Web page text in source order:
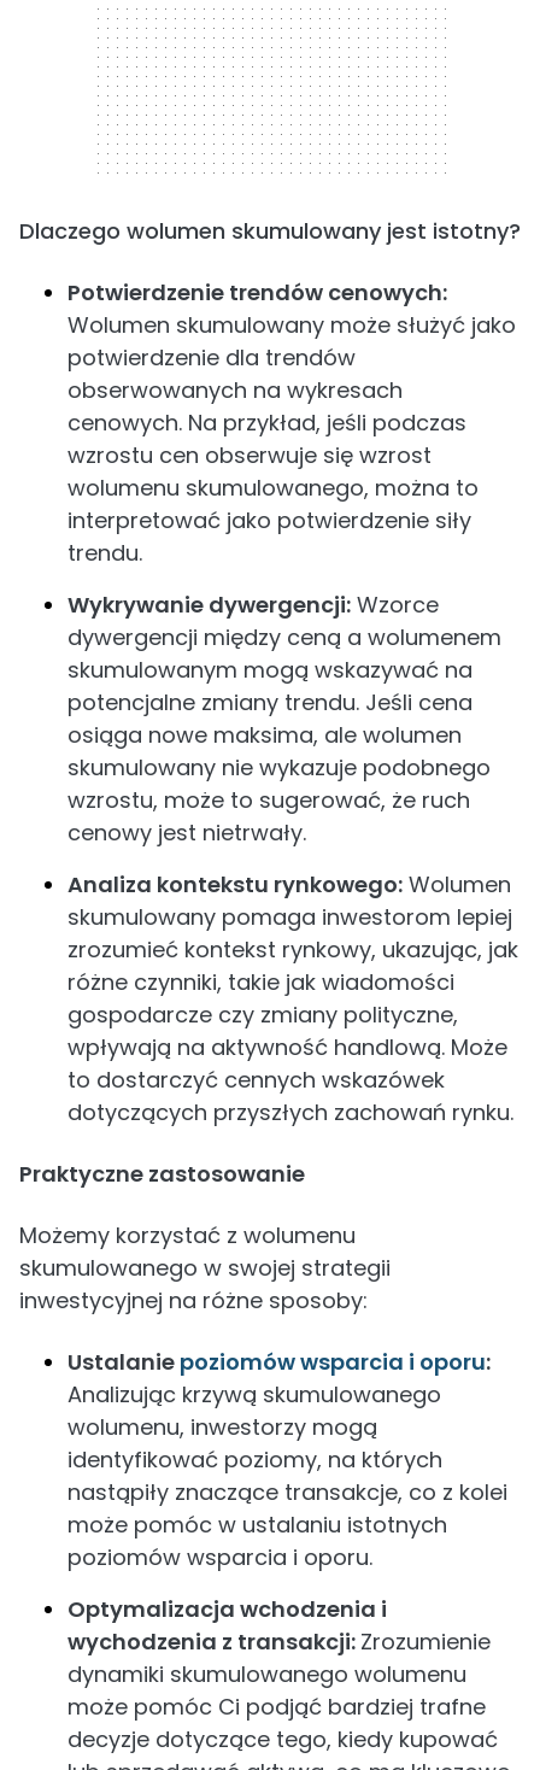
Dlaczego wolumen skumulowany jest istotny?
Potwierdzenie trendów cenowych:
Wolumen skumulowany może służyć jako
potwierdzenie dla trendów
obserwowanych na wykresach
cenowych. Na przykład, jeśli podczas
wzrostu cen obserwuje się wzrost
wolumenu skumulowanego, można to
interpretować jako potwierdzenie siły
trendu.
Wykrywanie dywergencji: Wzorce
dywergencji między ceną a wolumenem
skumulowanym mogą wskazywać na
potencjalne zmiany trendu. Jeśli cena
osiąga nowe maksima, ale wolumen
skumulowany nie wykazuje podobnego
wzrostu, może to sugerować, że ruch
cenowy jest nietrwały.
Analiza kontekstu rynkowego: Wolumen
skumulowany pomaga inwestorom lepiej
zrozumieć kontekst rynkowy, ukazując, jak
różne czynniki, takie jak wiadomości
gospodarcze czy zmiany polityczne,
wpływają na aktywność handlową. Może
to dostarczyć cennych wskazówek
dotyczących przyszłych zachowań rynku.
Praktyczne zastosowanie
Możemy korzystać z wolumenu
skumulowanego w swojej strategii
inwestycyjnej na różne sposoby:
Ustalanie poziomów wsparcia i oporu:
Analizując krzywą skumulowanego
wolumenu, inwestorzy mogą
identyfikować poziomy, na których
nastąpiły znaczące transakcje, co z kolei
może pomóc w ustalaniu istotnych
poziomów wsparcia i oporu.
Optymalizacja wchodzenia i
wychodzenia z transakcji: Zrozumienie
dynamiki skumulowanego wolumenu
może pomóc Ci podjąć bardziej trafne
decyzje dotyczące tego, kiedy kupować